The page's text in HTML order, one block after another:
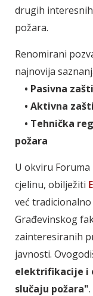
drugih
požara.
Renomirani
najnovija
• Pasivna
• Aktivna
• Tehnička
požara
U okviru
cjelinu, obilježiti
već
Građevinskog
zainteresiranih
javnosti.
elektrifikacije i
slučaju požara".